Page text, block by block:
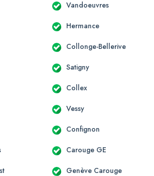
Vandoeuvres
Hermance
Collonge-Bellerive
Satigny
Collex
Vessy
Confignon
Carouge GE
Genève Carouge